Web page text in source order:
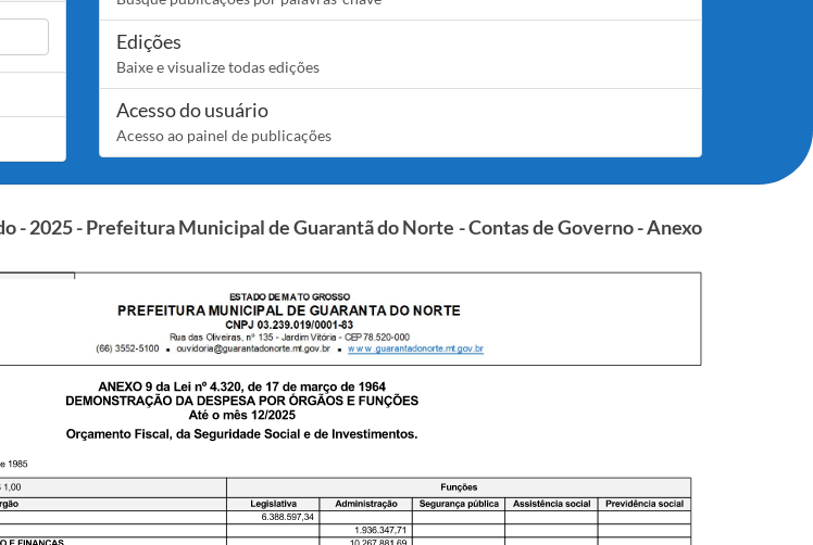
Edições
Baixe e visualize todas edições
Acesso do usuário
Acesso ao painel de publicações
- 2025 - Prefeitura Municipal de Guarantã do Norte - Contas de Governo - Anexo